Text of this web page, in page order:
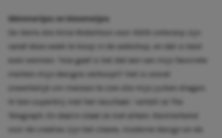
Glimmertjes en bloemetjes
De items die Amie Robertson voor
vanaf deze week te koop in de webshop, en dat is best
even wennen: ‘Hoe gaaf is het dat een van mijn favoriete
merken mijn designs verkoopt? Het is vooral
onwerkelijk om mensen te zien die mijn jurken dragen.
Ik ben superblij met het resultaat,’ vertelt ze The
Telegraph. En daarin staat ze niet alleen. Kenmerkend
voor de creaties zijn het cleane, moderne design en de